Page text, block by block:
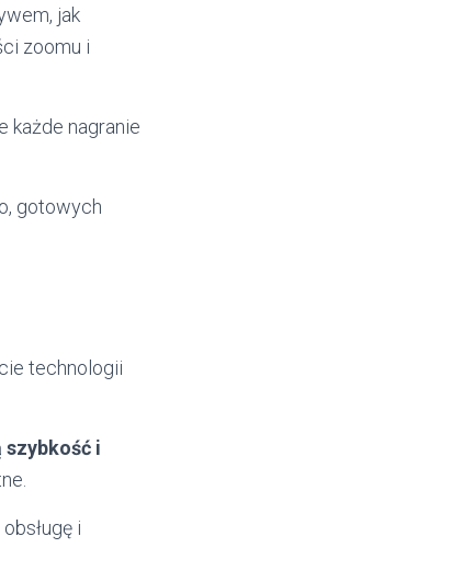
jak
zoomu i
każde nagranie
gotowych
technologii
szybkość i
i